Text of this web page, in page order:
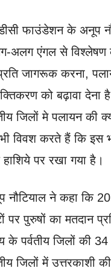
फाउंडेशन के अनूप
अलग एंगल से विश्लेषण
जागरूक करना,
को बढ़ावा देना
जिलों मे पलायन की
विवश करते हैं कि इस
पर रखा गया है।
नौटियाल ने कहा कि
पर पुरुषों का मतदान
के पर्वतीय जिलों की
जिलों में उत्तरकाशी